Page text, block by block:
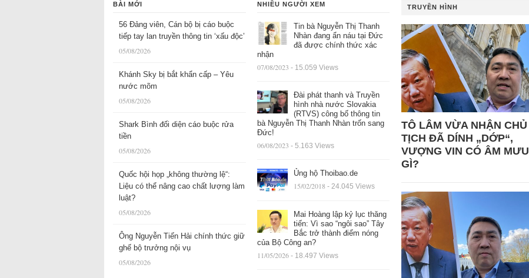
BÀI MỚI
56 Đảng viên, Cán bộ bị cáo buộc
tiếp tay lan truyền thông tin ‘xấu độc’
05/08/2026
Khánh Sky bị bắt khẩn cấp – Yêu
nước mõm
05/08/2026
Shark Bình đối diện cáo buộc rửa
tiền
05/08/2026
Quốc hội họp „không thường lệ“:
Liệu có thể nâng cao chất lượng làm
luật?
05/08/2026
Ông Nguyễn Tiến Hải chính thức giữ
ghế bộ trưởng nội vụ
05/08/2026
NHIỀU NGƯỜI XEM
Tin bà Nguyễn Thị Thanh
Nhàn đang ẩn náu tại Đức
đã được chính thức xác
nhận
07/08/2023 - 15.059 Views
Đài phát thanh và Truyền
hình nhà nước Slovakia
(RTVS) công bố thông tin
bà Nguyễn Thị Thanh Nhàn trốn sang
Đức!
06/08/2023 - 5.163 Views
Ủng hộ Thoibao.de
15/02/2018 - 24.045 Views
Mai Hoàng lập kỷ lục thăng
tiến: Vì sao “ngôi sao” Tây
Bắc trở thành điểm nóng
của Bộ Công an?
11/05/2026 - 18.497 Views
TRUYỀN HÌNH
TÔ LÂM VỪA NHẬN CHỦ
TỊCH ĐÃ DÍNH „DỚP“,
VƯỢNG VIN CÓ ÂM MƯU
GÌ?